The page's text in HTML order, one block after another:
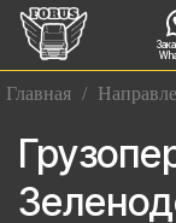
Главная /